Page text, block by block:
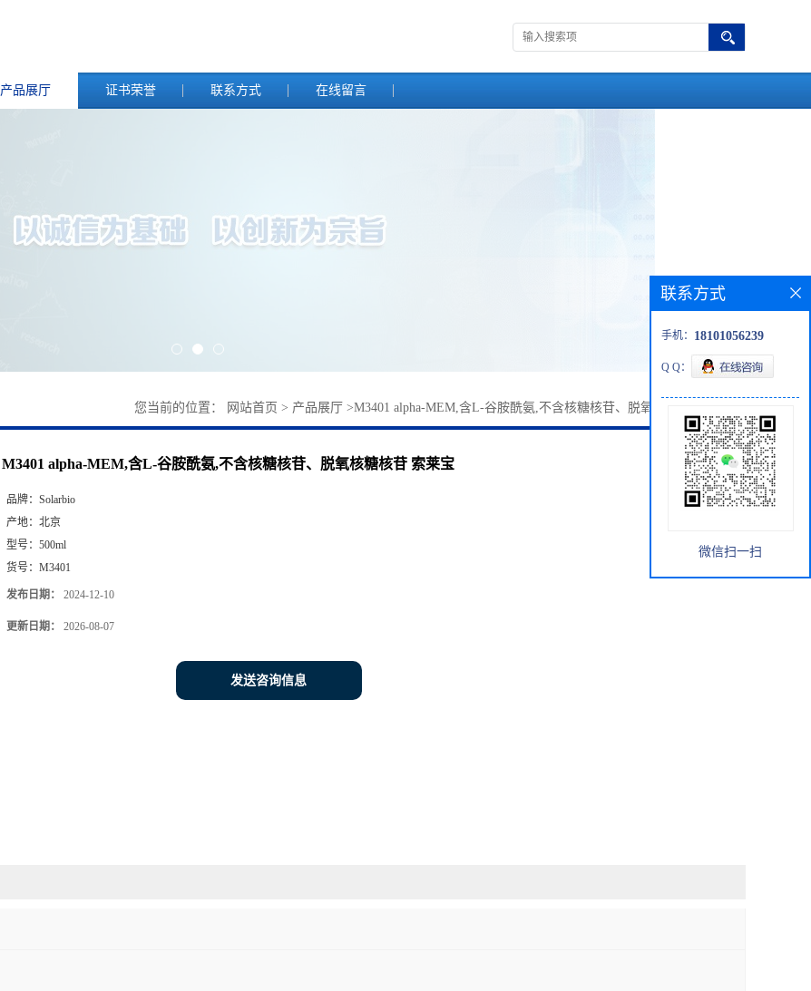
产品展厅 证书荣誉 联系方式 在线留言
您当前的位置： 网站首页 > 产品展厅 >M3401 alpha-MEM,含L-谷胺酰氨,不含核糖核苷、脱氧核糖核苷 索莱宝
M3401 alpha-MEM,含L-谷胺酰氨,不含核糖核苷、脱氧核糖核苷 索莱宝
品牌： Solarbio
产地： 北京
型号： 500ml
货号： M3401
发布日期： 2024-12-10
更新日期： 2026-08-07
发送咨询信息
联系方式
手机： 18101056239
Q Q：
微信扫一扫